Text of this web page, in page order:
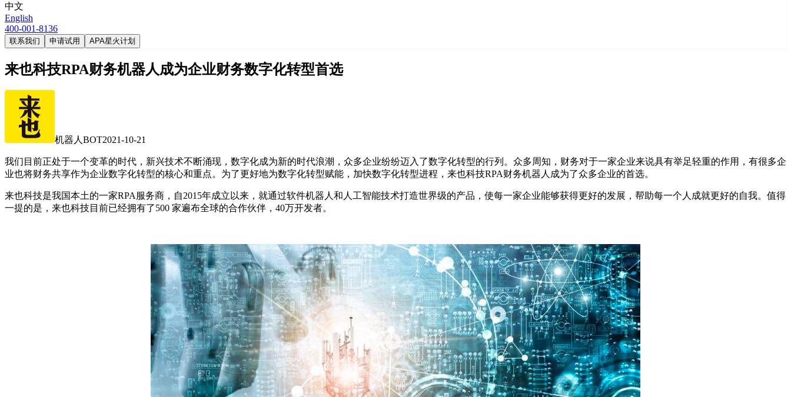
中文
English
400-001-8136
联系我们 申请试用 APA星火计划
来也科技RPA财务机器人成为企业财务数字化转型首选
机器人BOT2021-10-21
我们目前正处于一个变革的时代，新兴技术不断涌现，数字化成为新的时代浪潮，众多企业纷纷迈入了数字化转型的行列。众多周知，财务对于一家企业来说具有举足轻重的作用，有很多企
业也将财务共享作为企业数字化转型的核心和重点。为了更好地为数字化转型赋能，加快数字化转型进程，来也科技RPA财务机器人成为了众多企业的首选。
来也科技是我国本土的一家RPA服务商，自2015年成立以来，就通过软件机器人和人工智能技术打造世界级的产品，使每一家企业能够获得更好的发展，帮助每一个人成就更好的自我。值得
一提的是，来也科技目前已经拥有了500 家遍布全球的合作伙伴，40万开发者。